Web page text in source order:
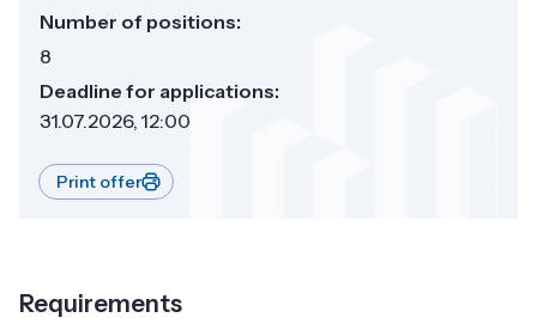
Number of positions:
8
Deadline for applications:
31.07.2026, 12:00
Print offer
Requirements